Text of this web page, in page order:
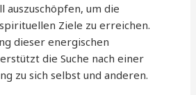
auszuschöpfen, um die
Ziele zu erreichen.
dieser energischen
die Suche nach einer
zu sich selbst und anderen.